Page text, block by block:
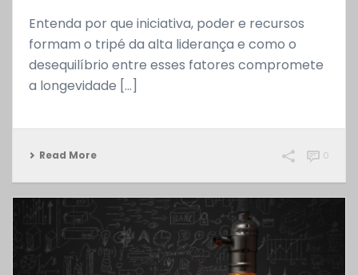
Entenda por que iniciativa, poder e recursos
formam o tripé da alta liderança e como o
desequilíbrio entre esses fatores compromete
a longevidade [...]
Read More 0